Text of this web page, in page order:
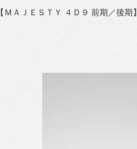
【ＭＡＪＥＳＴＹ ４Ｄ９ 前期／後期】